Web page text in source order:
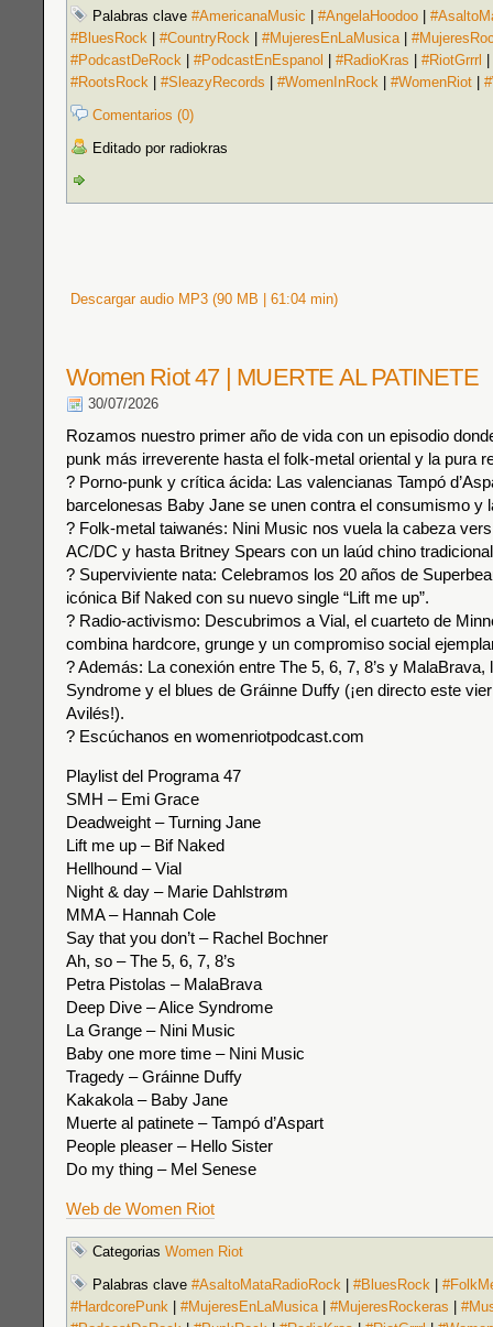
Palabras clave #AmericanaMusic #AngelaHoodoo
#BluesRock
#CountryRock #MujeresEnLaMusica|
#PodcastDeRock
#PodcastEnEspanol #RadioKras #RiotGrrrl
#RootsRock
#SleazyRecords #WomenInRock #WomenRiot
Comentarios (0)
Editado por radiokras
Descargar audio MP3 (90 MB | 61:04 min)
Women Riot 47 | MUERTE AL PATINETE
30/07/2026
Rozamos nuestro primer año de vida con un episodio
punk más irreverente hasta el folk-metal oriental y la pura
? Porno-punk y crítica ácida: Las valencianas Tampó
barcelonesas Baby Jane se unen contra el consumismo y
? Folk-metal taiwanés: Nini Music nos vuela la cabeza
AC/DC y hasta Britney Spears con un laúd chino
? Superviviente nata: Celebramos los 20 años de
icónica Bif Naked con su nuevo single “Lift me up”.
? Radio-activismo: Descubrimos a Vial, el cuarteto de
combina hardcore, grunge y un compromiso social
? Además: La conexión entre The 5, 6, 7, 8’s y MalaBrava,
Syndrome y el blues de Gráinne Duffy (¡en directo este
Avilés!).
? Escúchanos en womenriotpodcast.com
Playlist del Programa 47
SMH – Emi Grace
Deadweight – Turning Jane
Lift me up – Bif Naked
Hellhound – Vial
Night & day – Marie Dahlstrøm
MMA – Hannah Cole
Say that you don’t – Rachel Bochner
Ah, so – The 5, 6, 7, 8’s
Petra Pistolas – MalaBrava
Deep Dive – Alice Syndrome
La Grange – Nini Music
Baby one more time – Nini Music
Tragedy – Gráinne Duffy
Kakakola – Baby Jane
Muerte al patinete – Tampó d’Aspart
People pleaser – Hello Sister
Do my thing – Mel Senese
Web de Women Riot
Categorias Women Riot
Palabras clave #AsaltoMataRadioRock #BluesRock
#HardcorePunk
#MujeresEnLaMusica| #MujeresRockeras